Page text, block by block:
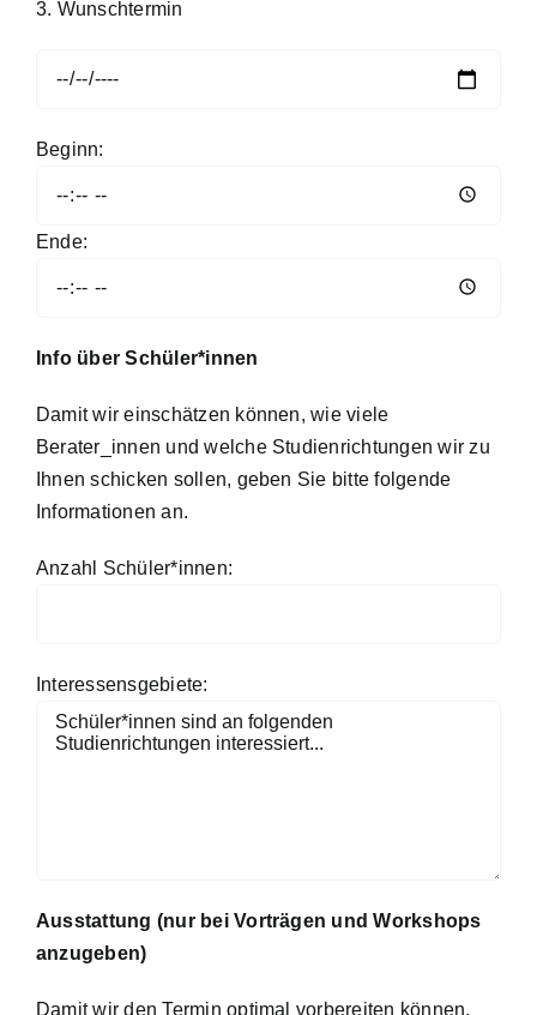
3. Wunschtermin
Beginn:
Ende:
Info über Schüler*innen
Damit wir einschätzen können, wie viele
Berater_innen und welche Studienrichtungen wir zu
Ihnen schicken sollen, geben Sie bitte folgende
Informationen an.
Anzahl Schüler*innen:
Interessensgebiete:
Ausstattung (nur bei Vorträgen und Workshops
anzugeben)
Damit wir den Termin optimal vorbereiten können,